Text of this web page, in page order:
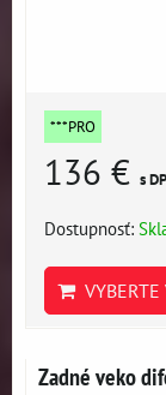
***PRO
136 € s
Dostupnosť:
VYBERTE
Zadné veko